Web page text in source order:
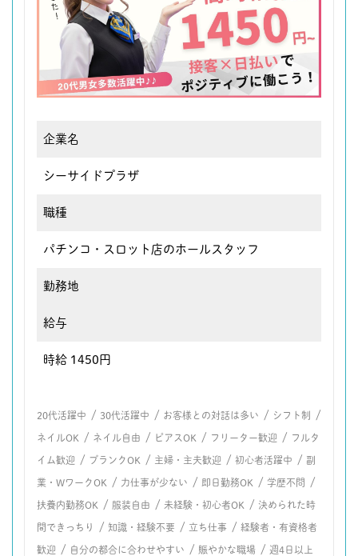
企業名
シーサイドプラザ
職種
パチンコ・スロット店のホールスタッフ
勤務地
給与
時給 1450円
20代活躍中 / 30代活躍中 / お客様との対話は多い / シフト制 /
ネイルOK / ネイル自由 / ピアスOK / フリーター歓迎 / フルタ
イム歓迎 / ブランクOK / 主婦・主夫歓迎 / 初心者活躍中 / 副
業・WワークOK / 力仕事が少ない / 即日勤務OK / 学歴不問 /
扶養内勤務OK / 服装自由 / 未経験・初心者OK / 決められた時
間できっちり / 知識・経験不要 / 立ち仕事 / 経験者・有資格者
歓迎 / 自分の都合に合わせやすい / 賑やかな職場 / 週4日以上